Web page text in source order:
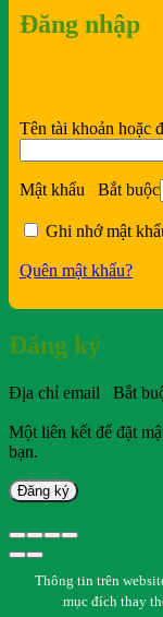
Đăng nhập
Tên tài khoản hoặc
Mật khẩu Bắt buộc
Ghi nhớ mật
Quên mật khẩu?
Đăng ký
Địa chỉ email Bắt
Một liên kết để đặt
bạn.
Đăng ký
Thông tin trên
mục đích thay